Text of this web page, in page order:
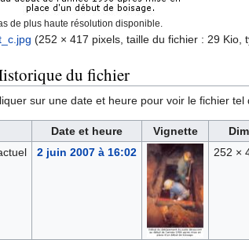
de plus haute résolution disponible.
(252 × 417 pixels, taille du fichier : 29 Kio,
du fichier
sur une date et heure pour voir le fichier tel
Date et heure Vignette
2 juin 2007 à 16:02 252 ×